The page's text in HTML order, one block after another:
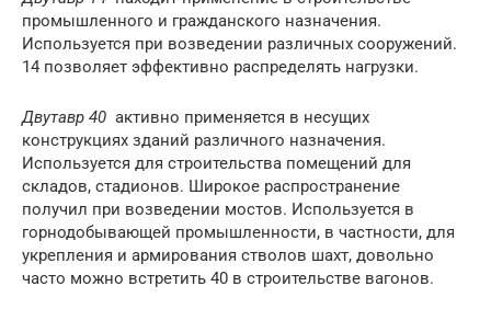
промышленного и гражданского назначения.
Используется при возведении различных сооружений.
14 позволяет эффективно распределять нагрузки.
Двутавр 40 активно применяется в несущих
конструкциях зданий различного назначения.
Используется для строительства помещений для
складов, стадионов. Широкое распространение
получил при возведении мостов. Используется в
горнодобывающей промышленности, в частности, для
укрепления и армирования стволов шахт, довольно
часто можно встретить 40 в строительстве вагонов.